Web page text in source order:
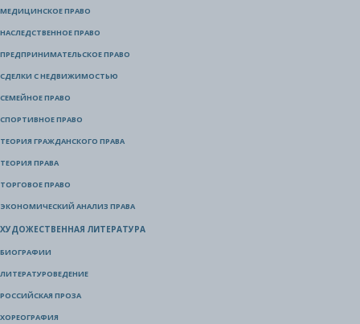
МЕДИЦИНСКОЕ ПРАВО
НАСЛЕДСТВЕННОЕ ПРАВО
ПРЕДПРИНИМАТЕЛЬСКОЕ ПРАВО
СДЕЛКИ С НЕДВИЖИМОСТЬЮ
СЕМЕЙНОЕ ПРАВО
СПОРТИВНОЕ ПРАВО
ТЕОРИЯ ГРАЖДАНСКОГО ПРАВА
ТЕОРИЯ ПРАВА
ТОРГОВОЕ ПРАВО
ЭКОНОМИЧЕСКИЙ АНАЛИЗ ПРАВА
ХУДОЖЕСТВЕННАЯ ЛИТЕРАТУРА
БИОГРАФИИ
ЛИТЕРАТУРОВЕДЕНИЕ
РОССИЙСКАЯ ПРОЗА
ХОРЕОГРАФИЯ